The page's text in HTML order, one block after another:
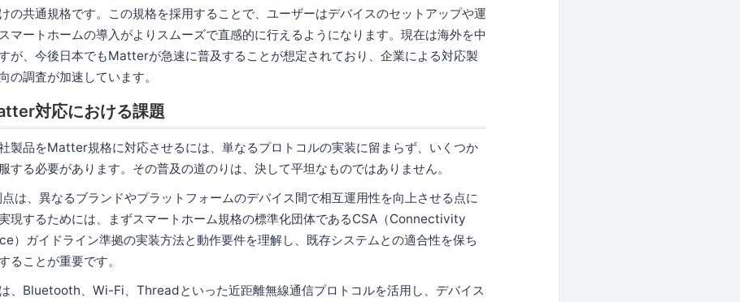
の共通規格です。この規格を採用することで、ユーザーはデバイスのセットアップや運
マートホームの導入がよりスムーズで直感的に行えるようになります。現在は海外を中
が、今後日本でもMatterが急速に普及することが想定されており、企業による対応製
の調査が加速しています。
対応における課題
製品をMatter規格に対応させるには、単なるプロトコルの実装に留まらず、いくつか
する必要があります。その普及の道のりは、決して平坦なものではありません。
は、異なるブランドやプラットフォームのデバイス間で相互運用性を向上させる点に
現するためには、まずスマートホーム規格の標準化団体であるCSA（Connectivity
）ガイドライン準拠の実装方法と動作要件を理解し、既存システムとの適合性を保ち
ることが重要です。
、Bluetooth、Wi-Fi、Threadといった近距離無線通信プロトコルを活用し、デバイス